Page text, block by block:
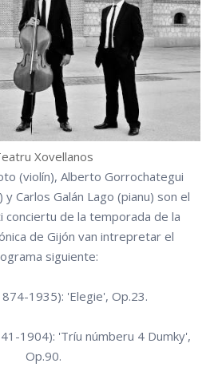
Xovellanos
(violín), Alberto Gorrochategui
y Carlos Galán Lago (pianu) son el
conciertu de la temporada de la
de Gijón van intrepretar el
siguiente:
1935): 'Elegie', Op.23.
1904): 'Tríu númberu 4 Dumky',
Op.90.